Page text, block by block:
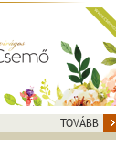
TOVÁBB